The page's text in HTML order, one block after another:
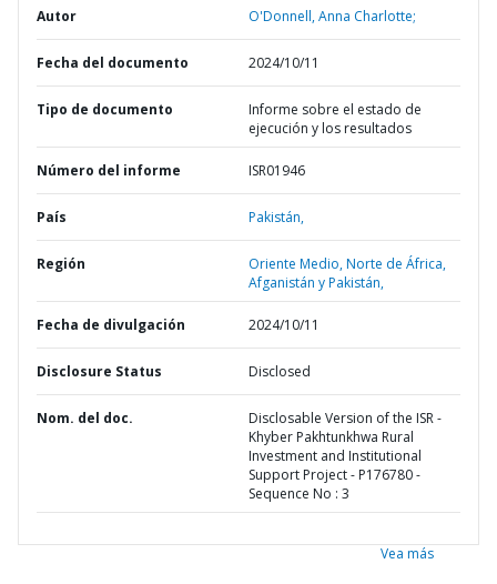
Autor O'Donnell, Anna Charlotte;
Fecha del documento 2024/10/11
Tipo de documento
Informe sobre el estado de
ejecución y los resultados
Número del informe ISR01946
País Pakistán,
Región
Oriente Medio, Norte de África,
Afganistán y Pakistán,
Fecha de divulgación 2024/10/11
Disclosure Status Disclosed
Nom. del doc.
Disclosable Version of the ISR -
Khyber Pakhtunkhwa Rural
Investment and Institutional
Support Project - P176780 -
Sequence No : 3
Vea más